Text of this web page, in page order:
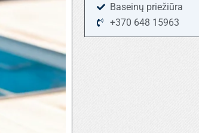
Baseinų priežiūra
+370 648 15963